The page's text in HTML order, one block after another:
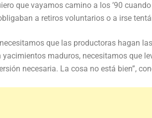
que vayamos camino a los ’90
a retiros voluntarios o a irse
que las productoras hagan
maduros, necesitamos que
necesaria. La cosa no está bien”,